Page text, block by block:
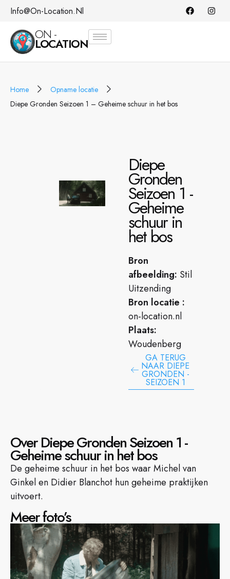
Info@on-Location.nl
ON -
LOCATION
Home
Opname locatie
Diepe Gronden Seizoen 1 – Geheime schuur in het bos
Diepe
Gronden
Seizoen 1 -
Geheime
schuur in
het bos
Bron
afbeelding: Stil
Uitzending
Bron locatie :
on-location.nl
Plaats:
Woudenberg
GA TERUG
NAAR DIEPE
GRONDEN -
SEIZOEN 1
Over Diepe Gronden Seizoen 1 -
Geheime schuur in het bos
De geheime schuur in het bos waar Michel van
Ginkel en Didier Blanchot hun geheime praktijken
uitvoert.
Meer foto’s